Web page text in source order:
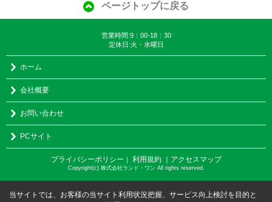
ページトップに戻る
営業時間:9：00-18：30
定休日:火・水曜日
ホーム
会社概要
お問い合わせ
PCサイト
プライバシーポリシー 利用規約 ｜アクセスマップ
Copyright(c) 株式会社ランド・ワン All rights reserved.
当サイトでは、お客様の当サイト利用状況把握、サービス向上検討を目的と